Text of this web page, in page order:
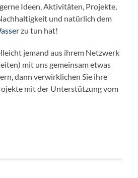
Ideen, Aktivitäten, Projekte,
und natürlich dem
zu tun hat!
jemand aus ihrem Netzwerk
mit uns gemeinsam etwas
dann verwirklichen Sie ihre
mit der Unterstützung vom